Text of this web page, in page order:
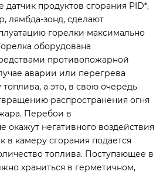
датчик продуктов сгорания PID*,
лямбда-зонд, сделают
горелки максимально
оборудована
противопожарной
аварии или перегрева
а это, в свою очередь
распространения огня
Перебои в
окажут негативного воздействия
в камеру сгорания подается
топлива. Поступающее в
храниться в герметичном,